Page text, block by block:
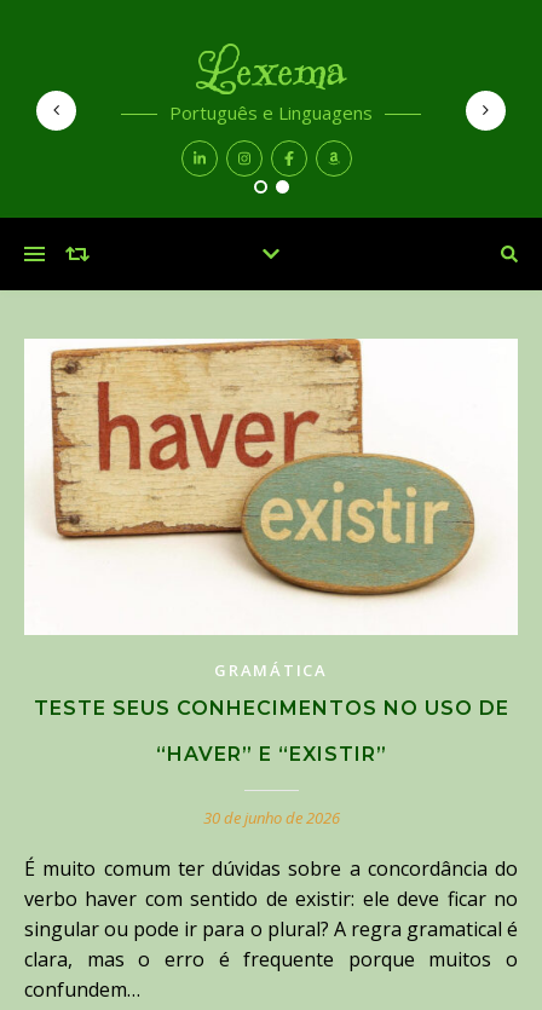
Lexema
Português e Linguagens
GRAMÁTICA
TESTE SEUS CONHECIMENTOS NO USO DE
“HAVER” E “EXISTIR”
30 de junho de 2026
É muito comum ter dúvidas sobre a concordância do
verbo haver com sentido de existir: ele deve ficar no
singular ou pode ir para o plural? A regra gramatical é
clara, mas o erro é frequente porque muitos o
confundem…